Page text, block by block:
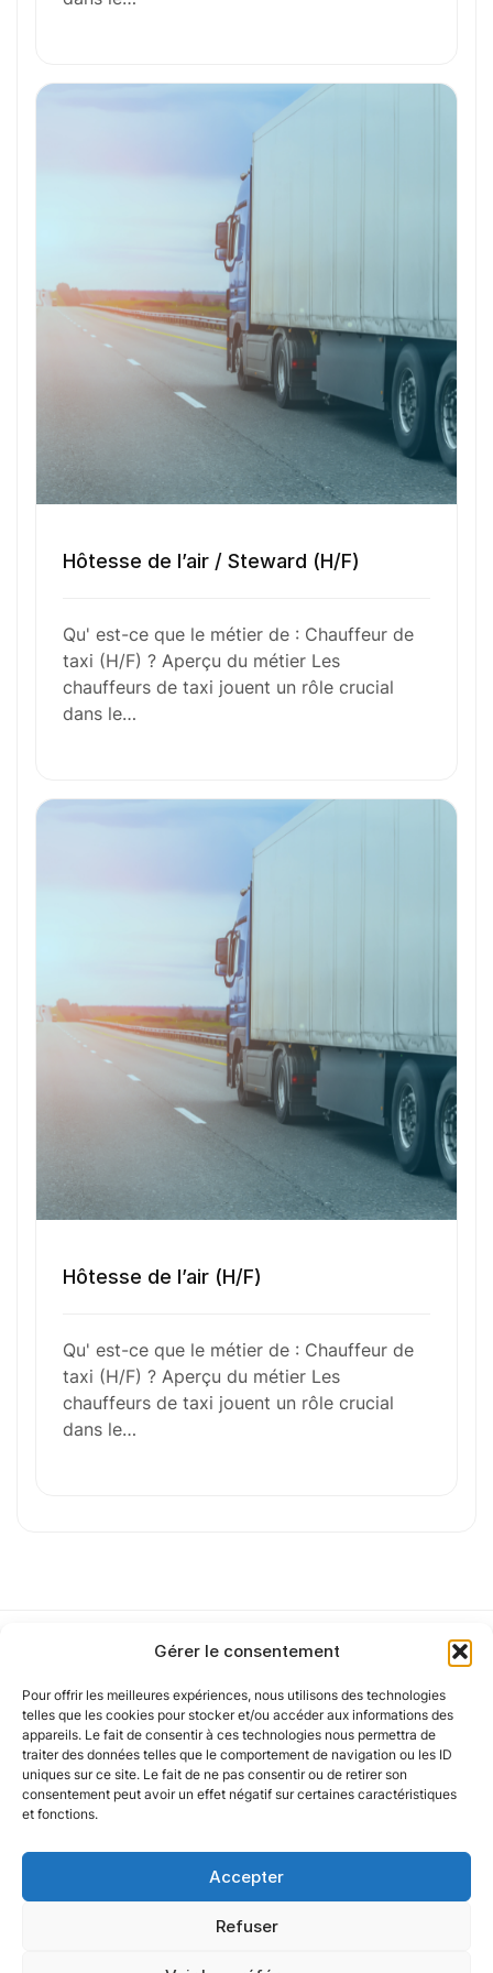
Gérer le consentement
Pour offrir les meilleures expériences, nous utilisons des technologies
telles que les cookies pour stocker et/ou accéder aux informations des
appareils. Le fait de consentir à ces technologies nous permettra de
traiter des données telles que le comportement de navigation ou les ID
uniques sur ce site. Le fait de ne pas consentir ou de retirer son
consentement peut avoir un effet négatif sur certaines caractéristiques
et fonctions.
Accepter
Refuser
Formation et Qualifications
Perspectives de carrière
Ces métiers peuvent vous intéresser
Toutes nos fiches métiers
Envie de commencer
l’aventure avec
Déposez votre candidature
spontanée
Votre nom
Votre e-mail
Numéro de téléphone
Votre CV
Cet article a été partiellement rédigé à l’aide d’une intelligence artificielle et
vérifié par un auteur humain.
Hôtesse de l’air / Steward (H/F)
Qu' est-ce que le métier de : Chauffeur de
taxi (H/F) ? Aperçu du métier Les
chauffeurs de taxi jouent un rôle crucial
dans le…
Hôtesse de l’air (H/F)
Qu' est-ce que le métier de : Chauffeur de
taxi (H/F) ? Aperçu du métier Les
chauffeurs de taxi jouent un rôle crucial
dans le…
Notre politique
Nos agences
Nos autres marques
Nos réseaux